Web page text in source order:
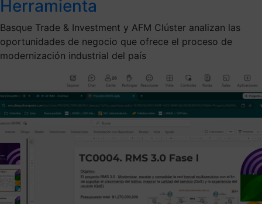
Herramienta
Basque Trade & Investment y AFM Clúster analizan las
oportunidades de negocio que ofrece el proceso de
modernización industrial del país